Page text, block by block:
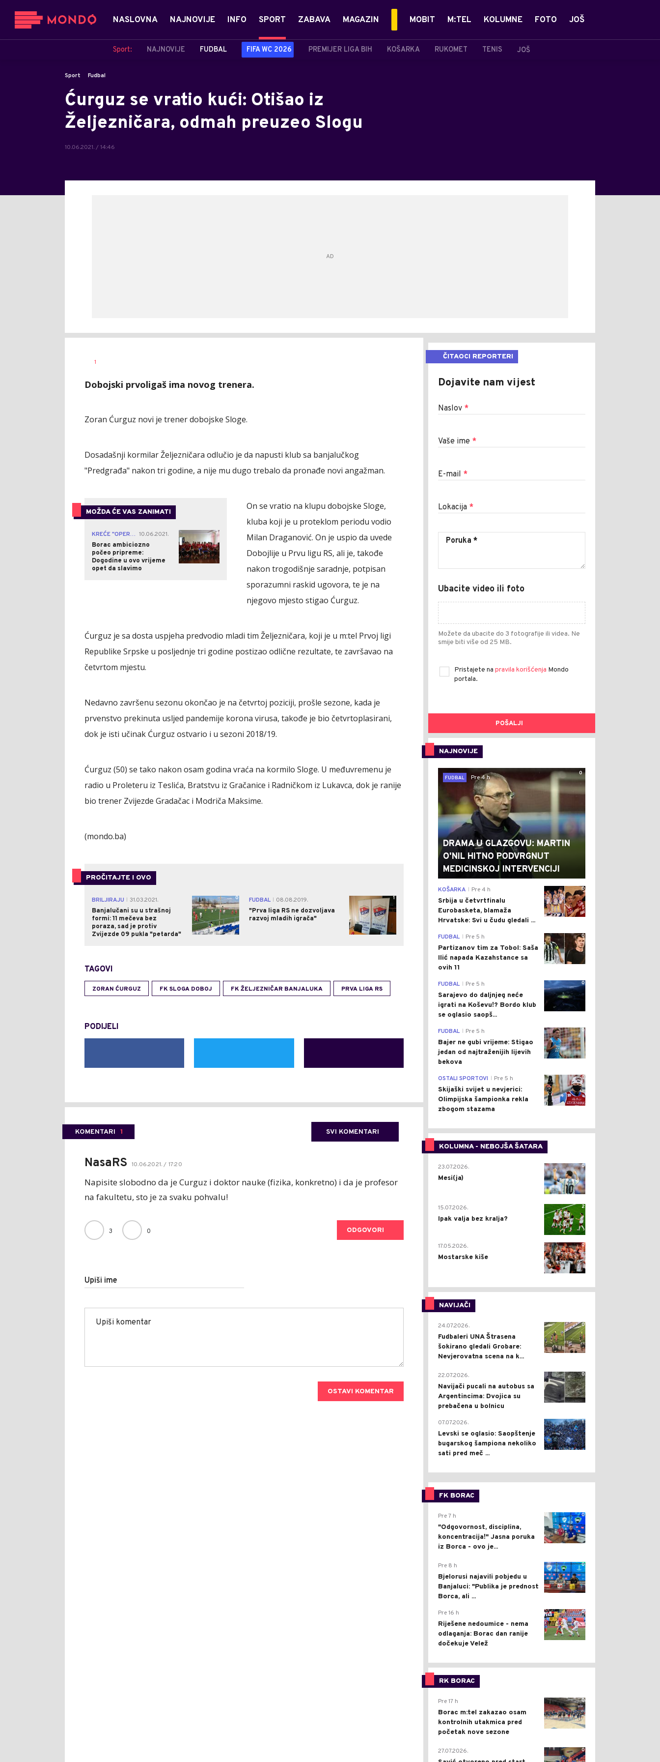
NASLOVNA NAJNOVIJE INFO SPORT
Sport: NAJNOVIJE FUDBAL FIFA WC 2026 PREMIJER LIGA BIH KOŠARKA RUKOMET TENIS JOŠ
ZABAVA MAGAZIN MOBIT M:TEL KOLUMNE FOTO JOŠ
Sport Fudbal
Ćurguz se vratio kući: Otišao iz
Željezničara, odmah preuzeo Slogu
10.06.2021. / 14:46
AUTOR
1
Dobojski prvoligaš ima novog trenera.
Zoran Ćurguz novi je trener dobojske Sloge.
Dosadašnji kormilar Željezničara odlučio je da napusti klub sa banjalučkog
"Predgrađa" nakon tri godine, a nije mu dugo trebalo da pronađe novi angažman.
MOŽDA ĆE VAS ZANIMATI
KREĆE "OPERACIJA LIGA ŠAMPIONA" 10.06.2021.
Borac ambiciozno
počeo pripreme:
Dogodine u ovo vrijeme
opet da slavimo
3
On se vratio na klupu dobojske Sloge,
kluba koji je u proteklom periodu vodio
Milan Draganović. On je uspio da uvede
Dobojlije u Prvu ligu RS, ali je, takođe
nakon trogodišnje saradnje, potpisan
sporazumni raskid ugovora, te je na
njegovo mjesto stigao Ćurguz.
Ćurguz je sa dosta uspjeha predvodio mladi tim Željezničara, koji je u m:tel Prvoj ligi
Republike Srpske u posljednje tri godine postizao odlične rezultate, te završavao na
četvrtom mjestu.
Nedavno završenu sezonu okončao je na četvrtoj poziciji, prošle sezone, kada je
prvenstvo prekinuta usljed pandemije korona virusa, takođe je bio četvrtoplasirani,
dok je isti učinak Ćurguz ostvario i u sezoni 2018/19.
Ćurguz (50) se tako nakon osam godina vraća na kormilo Sloge. U međuvremenu je
radio u Proleteru iz Teslića, Bratstvu iz Gračanice i Radničkom iz Lukavca, dok je ranije
bio trener Zvijezde Gradačac i Modriča Maksime.
(mondo.ba)
PROČITAJTE I OVO
BRILJIRAJU
31.03.2021.
Banjalučani su u strašnoj
formi: 11 mečeva bez
poraza, sad je protiv
Zvijezde 09 pukla "petarda"
0 FUDBAL
08.08.2019.
"Prva liga RS ne dozvoljava
razvoj mladih igrača"
1
TAGOVI
ZORAN ĆURGUZ FK SLOGA DOBOJ FK ŽELJEZNIČAR BANJALUKA PRVA LIGA RS
PODIJELI
KOMENTARI 1 SVI KOMENTARI
NasaRS 10.06.2021. / 17:20
Napisite slobodno da je Curguz i doktor nauke (fizika, konkretno) i da je profesor
na fakultetu, sto je za svaku pohvalu!
3 0 ODGOVORI
Upiši ime
OSTAVI KOMENTAR
ČITAOCI REPORTERI
Dojavite nam vijest
Naslov *
Vaše ime *
E-mail *
Lokacija *
Ubacite video ili foto
Možete da ubacite do 3 fotografije ili videa. Ne
smije biti više od 25 MB.
Pristajete na pravila korišćenja Mondo
portala.
POŠALJI
NAJNOVIJE
0
FUDBAL
Pre 4 h
DRAMA U GLAZGOVU: MARTIN
O'NIL HITNO PODVRGNUT
MEDICINSKOJ INTERVENCIJI
0
KOŠARKA Pre 4 h
Srbija u četvrtfinalu
Eurobasketa, blamaža
Hrvatske: Svi u čudu gledali ...
0
FUDBAL Pre 5 h
Partizanov tim za Tobol: Saša
Ilić napada Kazahstance sa
ovih 11
0
FUDBAL Pre 5 h
Sarajevo do daljnjeg neće
igrati na Koševu!? Bordo klub
se oglasio saopš...
0
FUDBAL Pre 5 h
Bajer ne gubi vrijeme: Stigao
jedan od najtraženijih lijevih
bekova
0
OSTALI SPORTOVI Pre 5 h
Skijaški svijet u nevjerici:
Olimpijska šampionka rekla
zbogom stazama
KOLUMNA - NEBOJŠA ŠATARA
0
23.07.2026.
Mesi(ja)
2
15.07.2026.
Ipak valja bez kralja?
0
17.05.2026.
Mostarske kiše
NAVIJAČI
0
24.07.2026.
Fudbaleri UNA Štrasena
šokirano gledali Grobare:
Nevjerovatna scena na k...
0
22.07.2026.
Navijači pucali na autobus sa
Argentincima: Dvojica su
prebačena u bolnicu
1
07.07.2026.
Levski se oglasio: Saopštenje
bugarskog šampiona nekoliko
sati pred meč ...
FK BORAC
0
Pre 7 h
"Odgovornost, disciplina,
koncentracija!" Jasna poruka
iz Borca - ovo je...
0
Pre 8 h
Bjelorusi najavili pobjedu u
Banjaluci: "Publika je prednost
Borca, ali ...
0
Pre 16 h
Riješene nedoumice - nema
odlaganja: Borac dan ranije
dočekuje Velež
RK BORAC
0
Pre 17 h
Borac m:tel zakazao osam
kontrolnih utakmica pred
početak nove sezone
0
27.07.2026.